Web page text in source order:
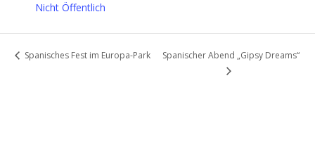
Nicht Öffentlich
Spanisches Fest im Europa-Park Spanischer Abend „Gipsy Dreams“